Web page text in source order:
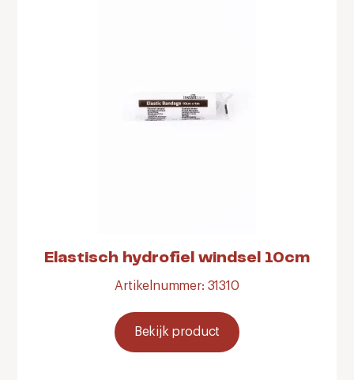
Elastisch hydrofiel windsel 10cm
Artikelnummer: 31310
Bekijk product